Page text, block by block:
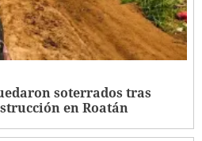
soterrados tras
en Roatán